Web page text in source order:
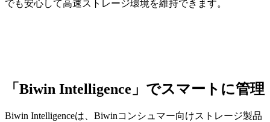
でも安心して高速ストレージ環境を維持できます。
「Biwin Intelligence」でスマートに管理
Biwin Intelligenceは、Biwinコンシュマー向けストレージ製品